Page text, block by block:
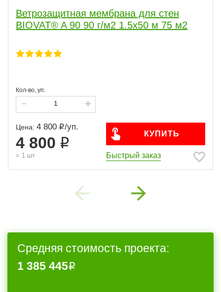
Ветрозащитная мембрана для стен
BIOVAT® A 90 90 г/м2 1.5х50 м 75 м2
Кол-во, уп.
Цена: 4 800 /уп.
4 800
= 1 шт
КУПИТЬ
Быстрый заказ
Previous Next
Средняя стоимость проекта:
1 385 445